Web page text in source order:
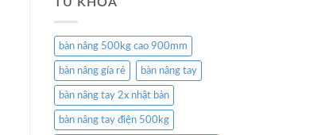
bàn nâng 500kg cao 900mm
bàn nâng gía rẻ bàn nâng tay
bàn nâng tay 2x nhật bản
bàn nâng tay điện 500kg